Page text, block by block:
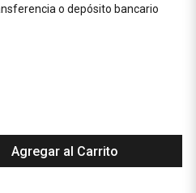
o depósito bancario
Agregar al Carrito